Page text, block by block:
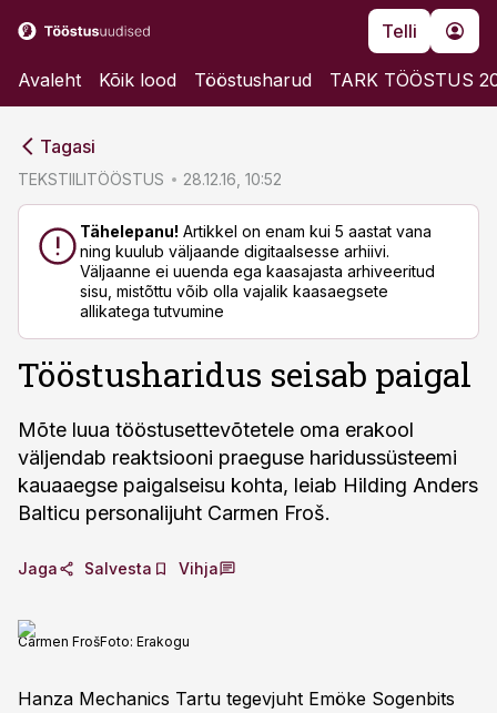
Telli
Avaleht Kõik lood Tööstusharud TARK TÖÖSTUS
Tagasi
TEKSTIILITÖÖSTUS 28.12.16, 10:52
Tähelepanu! Artikkel on enam kui 5 aastat vana
ning kuulub väljaande digitaalsesse arhiivi.
Väljaanne ei uuenda ega kaasajasta arhiveeritud
sisu, mistõttu võib olla vajalik kaasaegsete
allikatega tutvumine
Tööstusharidus seisab paigal
Mõte luua tööstusettevõtetele oma erakool
väljendab reaktsiooni praeguse haridussüsteemi
kauaaegse paigalseisu kohta, leiab Hilding Anders
Balticu personalijuht Carmen Froš.
Jaga Salvesta Vihja
Carmen FrošFoto: Erakogu
Hanza Mechanics Tartu tegevjuht Emöke Sogenbits